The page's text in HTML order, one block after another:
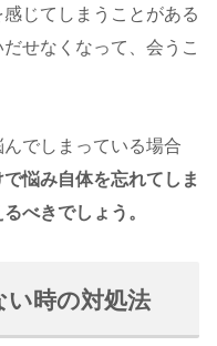
じてしまうことがある
せなくなって、会うこ
でしまっている場合
悩み自体を忘れてしま
べきでしょう。
時の対処法